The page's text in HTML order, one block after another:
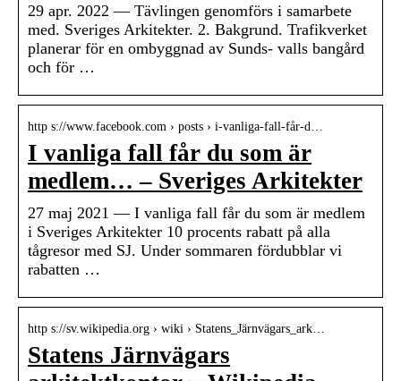
29 apr. 2022 — Tävlingen genomförs i samarbete
med. Sveriges Arkitekter. 2. Bakgrund. Trafikverket
planerar för en ombyggnad av Sunds- valls bangård
och för …
http s://www.facebook.com › posts › i-vanliga-fall-får-d…
I vanliga fall får du som är
medlem… – Sveriges Arkitekter
27 maj 2021 — I vanliga fall får du som är medlem
i Sveriges Arkitekter 10 procents rabatt på alla
tågresor med SJ. Under sommaren fördubblar vi
rabatten …
http s://sv.wikipedia.org › wiki › Statens_Järnvägars_ark…
Statens Järnvägars